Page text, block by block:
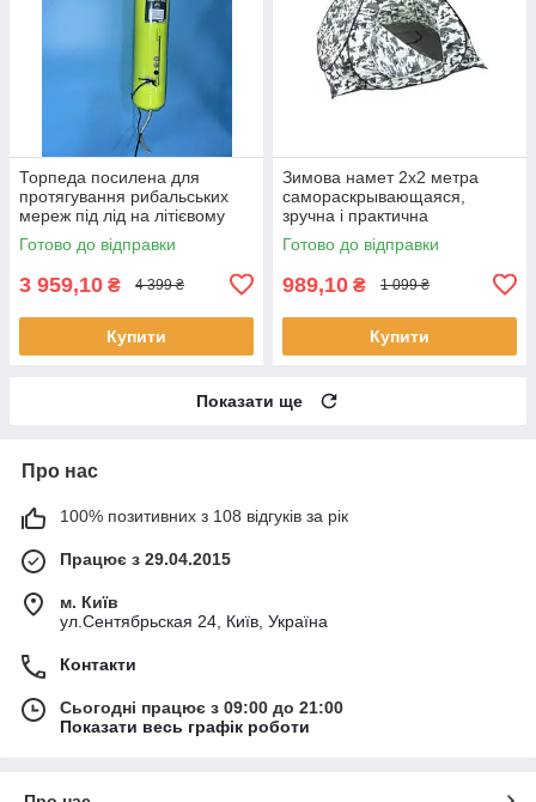
Торпеда посилена для
протягування рибальських
мереж під лід на літієвому
акумуляторі MAX
Готово до відправки
3 959,10 ₴ 4 399 ₴
Купити
Зимова намет 2х2 метра
самораскрывающаяся,
зручна і практична
Готово до відправки
989,10 ₴ 1 099 ₴
Купити
Показати ще
Про нас
100% позитивних з 108 відгуків за рік
Працює з 29.04.2015
м. Київ
ул.Сентябрьская 24, Київ, Україна
Контакти
Сьогодні працює з 09:00 до 21:00
Показати весь графік роботи